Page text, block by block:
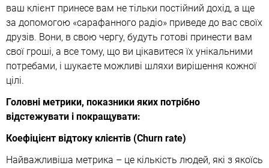
ваш клієнт принесе вам не тільки постійний дохід, а ще
за допомогою «сарафанного радіо» приведе до вас своїх
друзів. Вони, в свою чергу, будуть готові принести вам
свої гроші, а все тому, що ви цікавитеся їх унікальними
потребами, і шукаєте можливі шляхи вирішення кожної
цілі.
Головні метрики, показники яких потрібно
відстежувати і покращувати:
Коефіцієнт відтоку клієнтів (Churn rate)
Найважливіша метрика – це кількість людей, які з якоїсь